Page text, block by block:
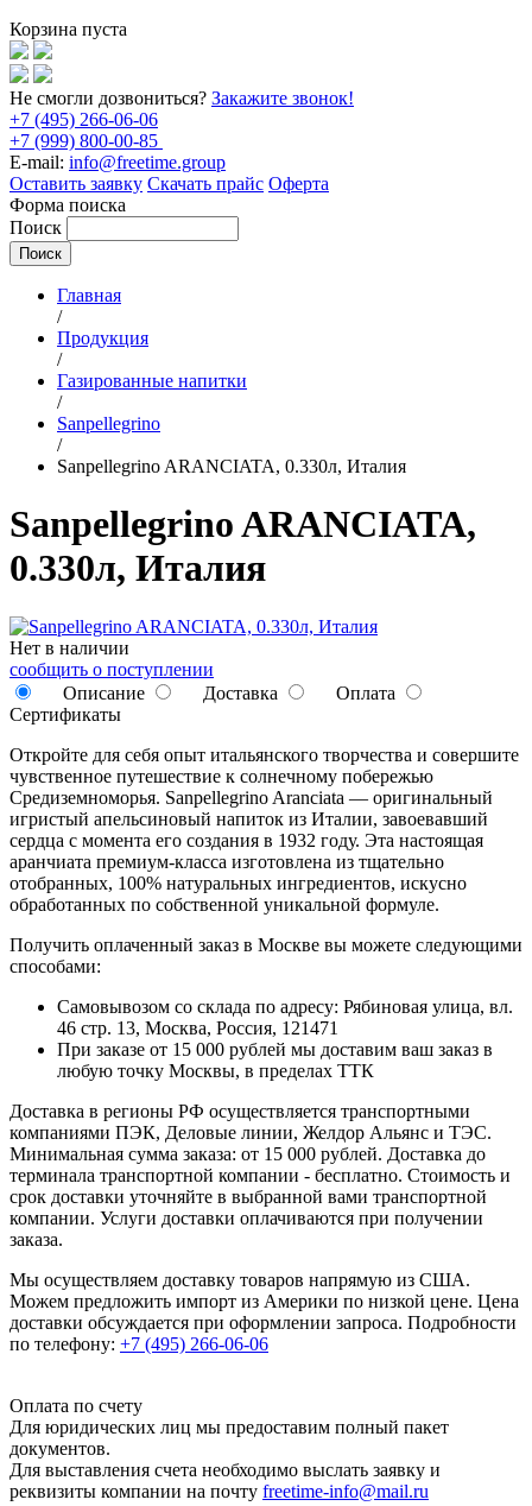
Корзина пуста
Не смогли дозвониться? Закажите звонок!
+7 (495) 266-06-06
+7 (999) 800-00-85
E-mail: info@freetime.group
Оставить заявку Скачать прайс Оферта
Форма поиска
Поиск
Главная
/
Продукция
/
Газированные напитки
/
Sanpellegrino
/
Sanpellegrino ARANCIATA, 0.330л, Италия
Sanpellegrino ARANCIATA,
0.330л, Италия
Нет в наличии
сообщить о поступлении
Описание
Доставка
Оплата
Сертификаты
Откройте для себя опыт итальянского творчества и совершите
чувственное путешествие к солнечному побережью
Средиземноморья. Sanpellegrino Aranciata — оригинальный
игристый апельсиновый напиток из Италии, завоевавший
сердца с момента его создания в 1932 году. Эта настоящая
аранчиата премиум-класса изготовлена из тщательно
отобранных, 100% натуральных ингредиентов, искусно
обработанных по собственной уникальной формуле.
Получить оплаченный заказ в Москве вы можете следующими
способами:
Самовывозом со склада по адресу: Рябиновая улица, вл.
46 стр. 13, Москва, Россия, 121471
При заказе от 15 000 рублей мы доставим ваш заказ в
любую точку Москвы, в пределах ТТК
Доставка в регионы РФ осуществляется транспортными
компаниями ПЭК, Деловые линии, Желдор Альянс и ТЭС.
Минимальная сумма заказа: от 15 000 рублей. Доставка до
терминала транспортной компании - бесплатно. Стоимость и
срок доставки уточняйте в выбранной вами транспортной
компании. Услуги доставки оплачиваются при получении
заказа.
Мы осуществляем доставку товаров напрямую из США.
Можем предложить импорт из Америки по низкой цене. Цена
доставки обсуждается при оформлении запроса. Подробности
по телефону: +7 (495) 266-06-06
Оплата по счету
Для юридических лиц мы предоставим полный пакет
документов.
Для выставления счета необходимо выслать заявку и
реквизиты компании на почту freetime-info@mail.ru